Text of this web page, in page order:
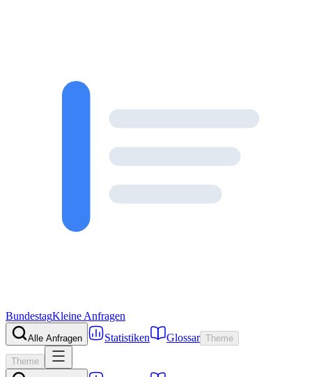
BundestagKleine Anfragen
Alle Anfragen Statistiken Glossar Theme
Theme